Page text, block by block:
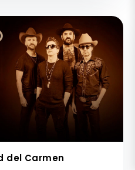
del Carmen